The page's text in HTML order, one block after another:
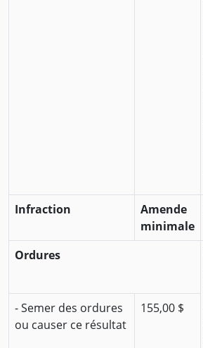
Infraction
Amende
minimale
Ordures
- Semer des ordures
ou causer ce résultat
155,00 $